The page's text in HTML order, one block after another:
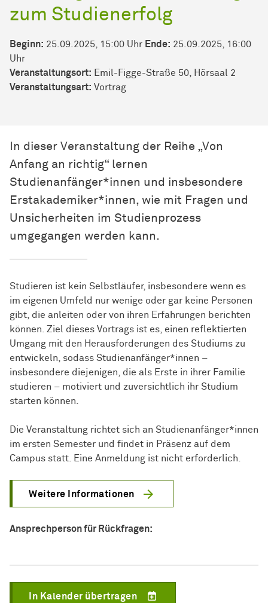
zum Studienerfolg
Beginn: 25.09.2025, 15:00 Uhr Ende: 25.09.2025, 16:00
Uhr
Veranstaltungsort: Emil-Figge-Straße 50, Hörsaal 2
Veran­stal­tungs­art: Vortrag
In dieser Veranstaltung der Reihe „Von
Anfang an richtig“ lernen
Studienanfänger*innen und insbesondere
Erstakademiker*innen, wie mit Fragen und
Unsicherheiten im Studienprozess
umgegangen werden kann.
Studieren ist kein Selbstläufer, insbesondere wenn es
im eigenen Umfeld nur wenige oder gar keine Personen
gibt, die anleiten oder von ihren Erfahrungen berichten
können. Ziel dieses Vortrags ist es, einen reflektierten
Umgang mit den Herausforderungen des Studiums zu
entwickeln, sodass Studienanfänger*innen –
insbesondere diejenigen, die als Erste in ihrer Familie
studieren – motiviert und zuversichtlich ihr Studium
starten können.
Die Veranstaltung richtet sich an Studienanfänger*innen
im ersten Semester und findet in Präsenz auf dem
Campus statt. Eine Anmeldung ist nicht erforderlich.
Weitere Informationen
Ansprechperson für Rückfragen:
In Kalender übertragen